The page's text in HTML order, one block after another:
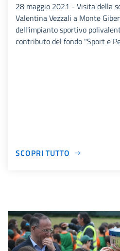
28 maggio 2021 - Visita della
Valentina Vezzali a Monte
dell'impianto sportivo
contributo del fondo "Sport e
SCOPRI TUTTO